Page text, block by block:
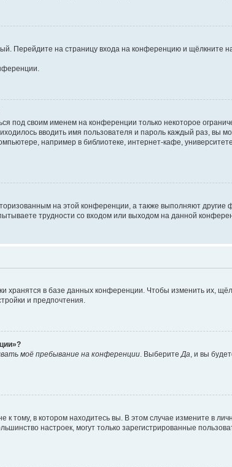
Перейдите на страницу входа на конференцию и щёлкните
под своим именем на конференции только некоторое
вводить имя пользователя и пароль каждый раз, вы
например в библиотеке, интернет-кафе,
на этой конференции, а также выполняют другие
трудности со входом или выходом на данной
хранятся в базе данных конференции. Чтобы изменить их,
и предпочтения.
моё пребывание на конференции. ВыберитеДа, и вы
тому, в котором находитесь вы. В этом случае измените в
настроек, могут только зарегистрированные